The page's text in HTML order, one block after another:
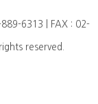
889-6313 | FAX : 02-
reserved.